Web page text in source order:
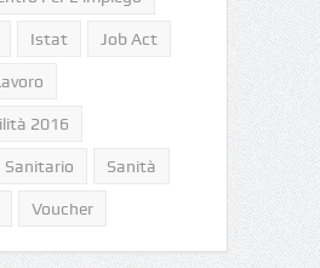
Istat Job Act
2016
Sanitario Sanità
Voucher